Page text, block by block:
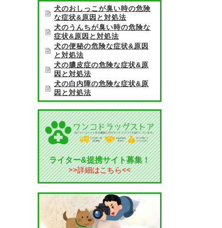
犬のおしっこが臭い時の危険
な症状&原因と対処法
犬のうんちが臭い時の危険な
症状&原因と対処法
犬の便秘の危険な症状&原因
と対処法
犬の膿皮症の危険な症状&原
因と対処法
犬の白内障の危険な症状&原
因と対処法
ライター&提携サイト募集！
>>詳細はこちら<<